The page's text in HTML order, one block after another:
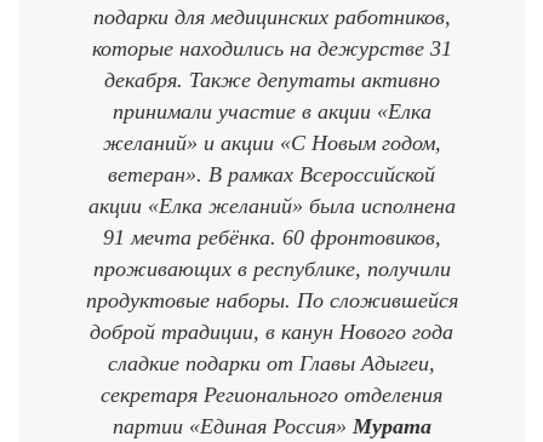
подарки для медицинских работников,
которые находились на дежурстве 31
декабря. Также депутаты активно
принимали участие в акции «Елка
желаний» и акции «С Новым годом,
ветеран». В рамках Всероссийской
акции «Елка желаний» была исполнена
91 мечта ребёнка. 60 фронтовиков,
проживающих в республике, получили
продуктовые наборы. По сложившейся
доброй традиции, в канун Нового года
сладкие подарки от Главы Адыгеи,
секретаря Регионального отделения
партии «Единая Россия» Мурата